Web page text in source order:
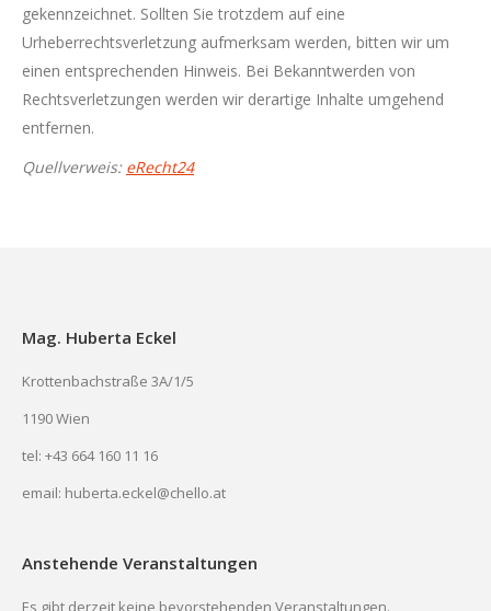
gekennzeichnet. Sollten Sie trotzdem auf eine
Urheberrechtsverletzung aufmerksam werden, bitten wir um
einen entsprechenden Hinweis. Bei Bekanntwerden von
Rechtsverletzungen werden wir derartige Inhalte umgehend
entfernen.
Quellverweis: eRecht24
Mag. Huberta Eckel
Krottenbachstraße 3A/1/5
1190 Wien
tel: +43 664 160 11 16
email: huberta.eckel@chello.at
Anstehende Veranstaltungen
Es gibt derzeit keine bevorstehenden Veranstaltungen.